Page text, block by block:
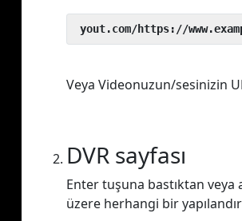
yout.com/https://
Veya Videonuzun/sesinizin
DVR sayfası
Enter tuşuna bastıktan
üzere herhangi bir